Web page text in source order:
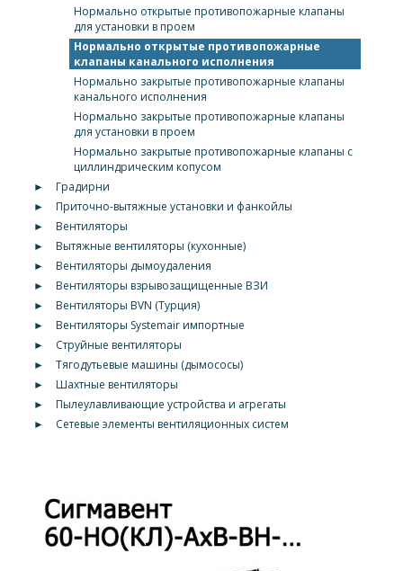
Нормально открытые противопожарные клапаны
для установки в проем
Нормально открытые противопожарные
клапаны канального исполнения
Нормально закрытые противопожарные клапаны
канального исполнения
Нормально закрытые противопожарные клапаны
для установки в проем
Нормально закрытые противопожарные клапаны с
циллиндрическим копусом
►
Градирни
►
Приточно-вытяжные установки и фанкойлы
►
Вентиляторы
►
Вытяжные вентиляторы (кухонные)
►
Вентиляторы дымоудаления
►
Вентиляторы взрывозащищенные ВЗИ
►
Вентиляторы BVN (Турция)
►
Вентиляторы Systemair импортные
►
Струйные вентиляторы
►
Тягодутьевые машины (дымососы)
►
Шахтные вентиляторы
►
Пылеулавливающие устройства и агрегаты
►
Сетевые элементы вентиляционных систем